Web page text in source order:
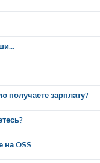
получаете зарплату?
OSS